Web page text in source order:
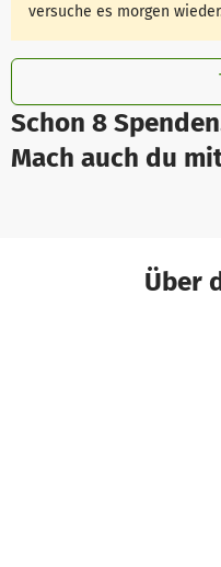
Schon 8
Mach auch du
versuche es morgen
Über